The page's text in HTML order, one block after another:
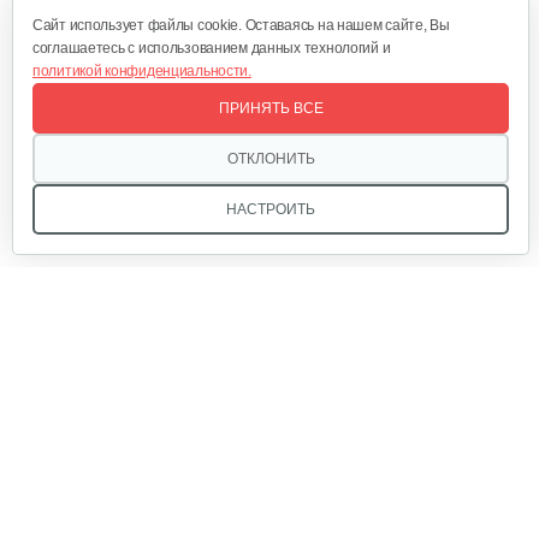
Мотоблок Yakama 1100-16 с ВОМ
Мотоблок бензиновый WEIMA WM1100F-6
Cайт использует файлы cookie. Оставаясь на нашем сайте, Вы
соглашаетесь с использованием данных технологий и
политикой конфиденциальности.
НАСТРОИТЬ
ОТКЛОНИТЬ
ПРИНЯТЬ ВСЕ